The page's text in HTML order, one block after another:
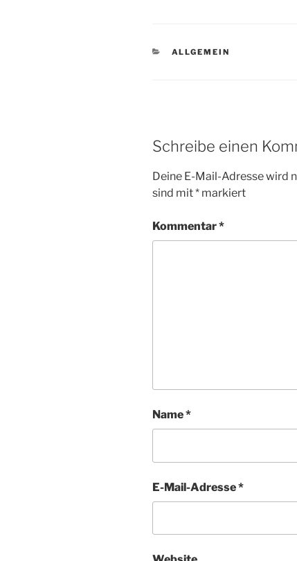
KATEGORIEN
ALLGEMEIN
Schreibe einen
Deine E-Mail-Adresse wird
sind mit* markiert
Kommentar*
Name*
E-Mail-Adresse*